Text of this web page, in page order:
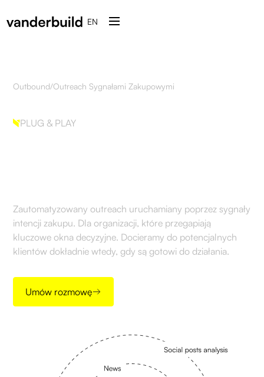
EN
Outbound/Outreach Sygnałami Zakupowymi
PLUG & PLAY
Zautomatyzowany outreach uruchamiany poprzez sygnały
intencji zakupu. Dla organizacji, które przegapiają
kluczowe okna decyzyjne. Docieramy do potencjalnych
klientów dokładnie wtedy, gdy są gotowi do działania.
Umów rozmowę